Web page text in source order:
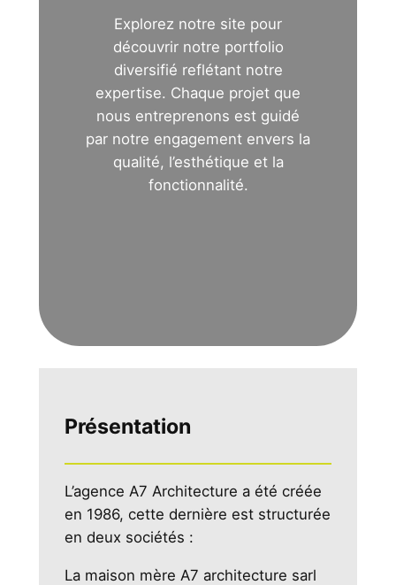
Explorez notre site pour
découvrir notre portfolio
diversifié reflétant notre
expertise. Chaque projet que
nous entreprenons est guidé
par notre engagement envers la
qualité, l’esthétique et la
fonctionnalité.
Présentation
L’agence A7 Architecture a été créée
en 1986, cette dernière est structurée
en deux sociétés :
La maison mère A7 architecture sarl